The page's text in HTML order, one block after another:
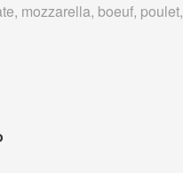
mozzarella, boeuf, poulet,